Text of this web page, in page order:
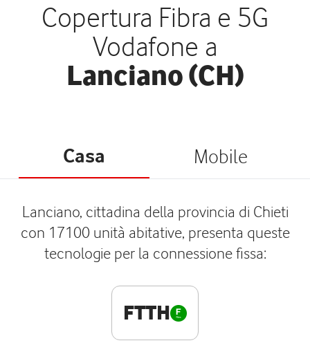
Copertura Fibra e 5G
Vodafone a
Lanciano (CH)
Casa Mobile
Lanciano, cittadina della provincia di Chieti
con 17100 unità abitative, presenta queste
tecnologie per la connessione fissa:
FTTH